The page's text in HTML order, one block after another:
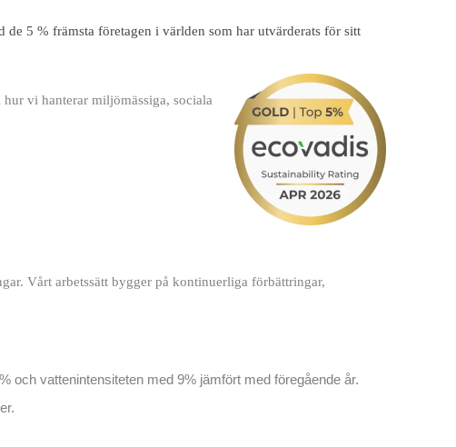
de 5 % främsta företagen i världen som har utvärderats för sitt
vi hanterar miljömässiga, sociala
Vårt arbetssätt bygger på kontinuerliga förbättringar,
och vattenintensiteten med 9% jämfört med föregående år.